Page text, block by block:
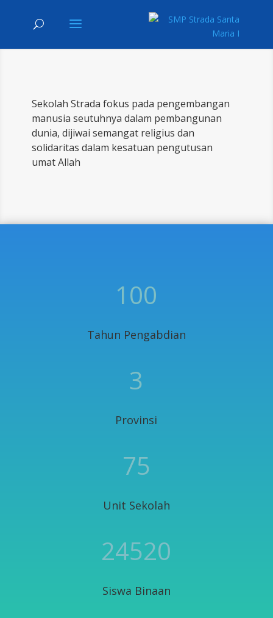
Sekolah Strada fokus pada pengembangan
manusia seutuhnya dalam pembangunan
dunia, dijiwai semangat religius dan
solidaritas dalam kesatuan pengutusan
umat Allah
100
Tahun Pengabdian
3
Provinsi
75
Unit Sekolah
24520
Siswa Binaan